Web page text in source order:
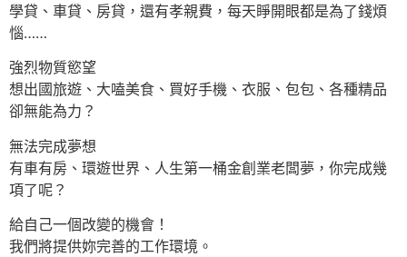
學貸、車貸、房貸，還有孝親費，每天睜開眼都是為了錢煩
惱……
強烈物質慾望
想出國旅遊、大嗑美食、買好手機、衣服、包包、各種精品
卻無能為力？
無法完成夢想
有車有房、環遊世界、人生第一桶金創業老闆夢，你完成幾
項了呢？
給自己一個改變的機會！
我們將提供妳完善的工作環境。